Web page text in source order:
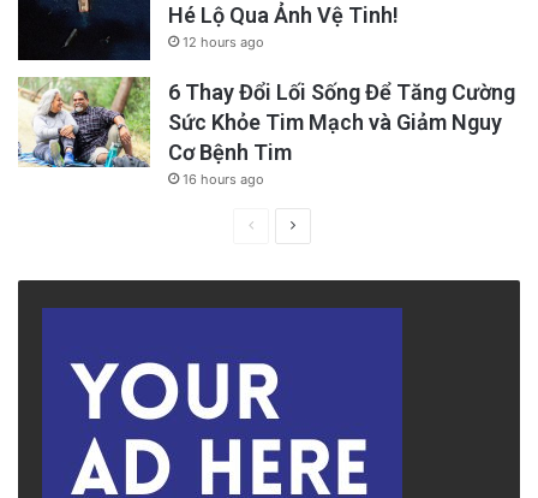
Hé Lộ Qua Ảnh Vệ Tinh!
12 hours ago
6 Thay Đổi Lối Sống Để Tăng Cường
Sức Khỏe Tim Mạch và Giảm Nguy
Cơ Bệnh Tim
16 hours ago
PreviousNext